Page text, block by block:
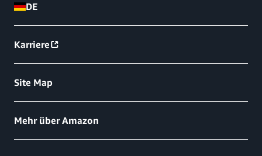
DE
Karriere
Site Map
Mehr über Amazon